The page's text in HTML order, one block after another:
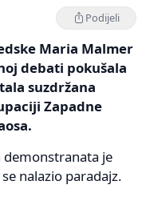
Podijeli
Maria Malmer
debati pokušala
suzdržana
Zapadne
demonstranata je
nalazio paradajz.